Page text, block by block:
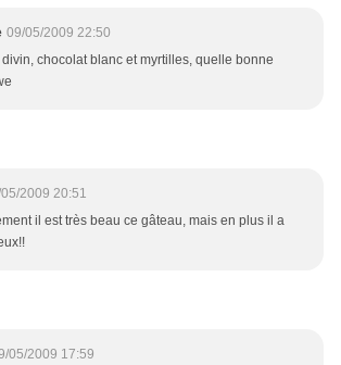
09/05/2009 22:50
chocolat blanc et myrtilles, quelle bonne
2009 20:51
il est très beau ce gâteau, mais en plus il a
05/2009 17:59